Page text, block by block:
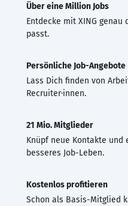
Über eine Million Jobs
Entdecke mit XING genau
passt.
Persönliche Job-Angebote
Lass Dich finden von
Recruiter·innen.
21 Mio. Mitglieder
Knüpf neue Kontakte
besseres Job-Leben.
Kostenlos profitieren
Schon als Basis-Mitglied